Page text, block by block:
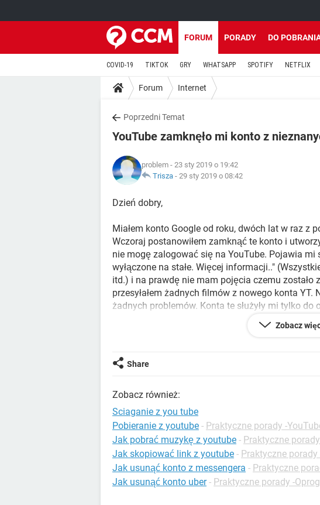
FORUM PORADY DO
COVID-19 TIKTOK GRY WHATSAPP SPOTIFY NETFLIX
Forum Internet
Poprzedni Temat
YouTube zamknęło mi konto z
problem - 23 sty 2019 o 19:42
Trisza - 29 sty 2019 o 08:42
Dzień dobry,
Miałem konto Google od roku, dwóch lat w raz z
Wczoraj postanowiłem zamknąć te konto i
nie mogę zalogować się na YouTube. Pojawia
wyłączone na stałe. Więcej informacji.."
itd.) i na prawdę nie mam pojęcia czemu zostało
przesyłałem żadnych filmów z nowego konta YT.
żadnych problemów. Konta te służyły mi tylko do
Konfiguracja:
Zobacz
Share
Zobacz również:
Sciaganie z you tube
Pobieranie z youtube - Praktyczne porady -
Jak pobrać muzykę z youtube - Praktyczne
Jak skopiować link z youtube - Praktyczne porady
Jak usunąć konto z messengera - Praktyczne
Jak usunąć konto uber - Praktyczne porady -